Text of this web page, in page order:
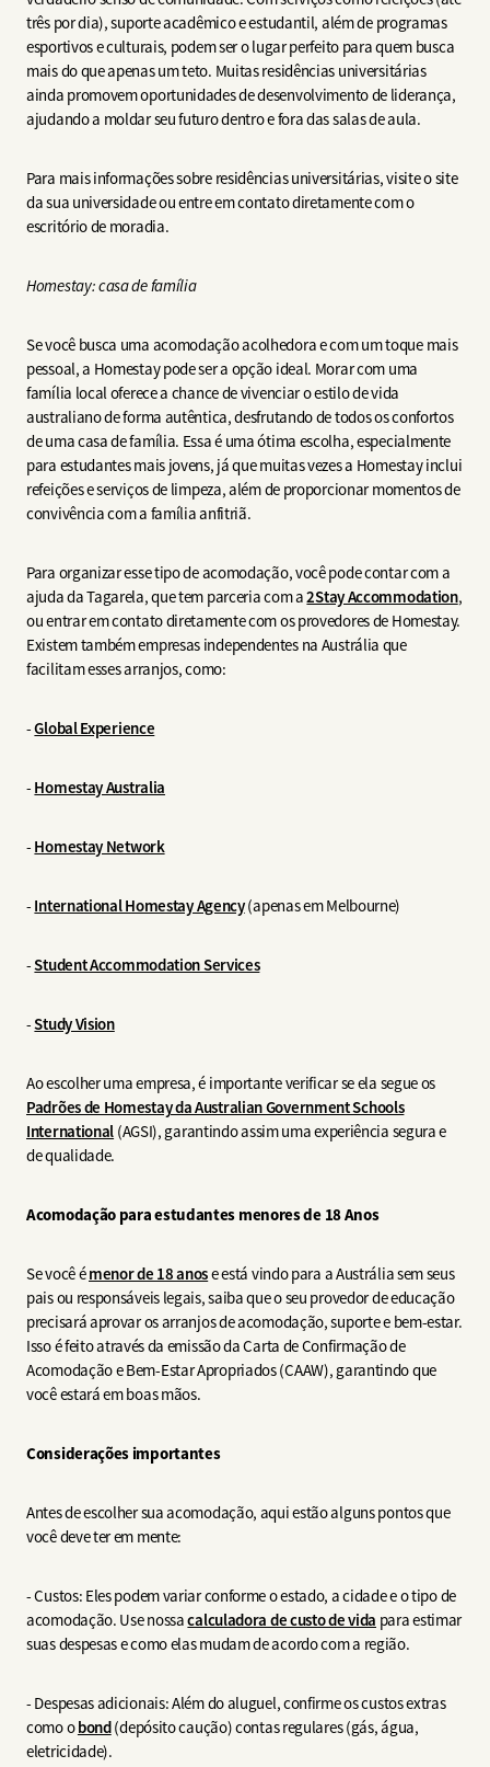
três por dia), suporte acadêmico e estudantil, além de programas
esportivos e culturais, podem ser o lugar perfeito para quem busca
mais do que apenas um teto. Muitas residências universitárias
ainda promovem oportunidades de desenvolvimento de liderança,
ajudando a moldar seu futuro dentro e fora das salas de aula.
Para mais informações sobre residências universitárias, visite o site
da sua universidade ou entre em contato diretamente com o
escritório de moradia.
Homestay: casa de família
Se você busca uma acomodação acolhedora e com um toque mais
pessoal, a Homestay pode ser a opção ideal. Morar com uma
família local oferece a chance de vivenciar o estilo de vida
australiano de forma autêntica, desfrutando de todos os confortos
de uma casa de família. Essa é uma ótima escolha, especialmente
para estudantes mais jovens, já que muitas vezes a Homestay inclui
refeições e serviços de limpeza, além de proporcionar momentos de
convivência com a família anfitriã.
Para organizar esse tipo de acomodação, você pode contar com a
ajuda da Tagarela, que tem parceria com a2Stay Accommodation,
ou entrar em contato diretamente com os provedores de Homestay.
Existem também empresas independentes na Austrália que
facilitam esses arranjos, como:
-Global Experience
- Homestay Australia
- Homestay Network
- International Homestay Agency(apenas em Melbourne)
-Student Accommodation Services
-Study Vision
Ao escolher uma empresa, é importante verificar se ela segue os
Padrões de Homestay da Australian Government Schools
International (AGSI), garantindo assim uma experiência segura e
de qualidade.
Acomodação para estudantes menores de 18 Anos
Se você émenor de 18 anose está vindo para a Austrália sem seus
pais ou responsáveis legais, saiba que o seu provedor de educação
precisará aprovar os arranjos de acomodação, suporte e bem-estar.
Isso é feito através da emissão da Carta de Confirmação de
Acomodação e Bem-Estar Apropriados (CAAW), garantindo que
você estará em boas mãos.
Considerações importantes
Antes de escolher sua acomodação, aqui estão alguns pontos que
você deve ter em mente:
- Custos: Eles podem variar conforme o estado, a cidade e o tipo de
acomodação. Use nossacalculadora de custo de vida para estimar
suas despesas e como elas mudam de acordo com a região.
- Despesas adicionais: Além do aluguel, confirme os custos extras
como obond(depósito caução) contas regulares (gás, água,
eletricidade).